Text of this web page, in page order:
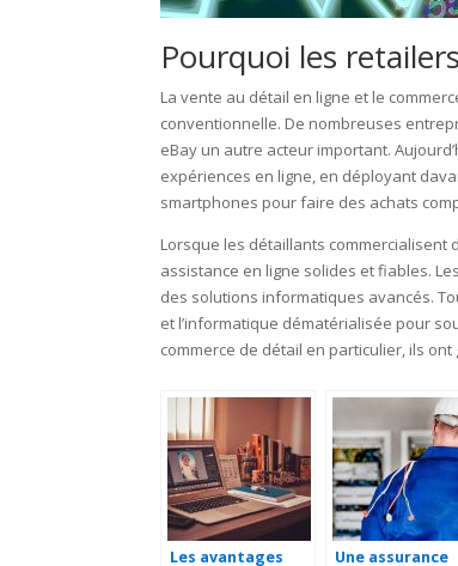
Pourquoi les
La vente au détail en ligne et le
conventionnelle. De nombreuses
eBay un autre acteur important.
expériences en ligne, en déployant
smartphones pour faire des achats
Lorsque les détaillants commercialisent
assistance en ligne solides et fiables.
des solutions informatiques avancés.
et l’informatique dématérialisée pour
commerce de détail en particulier, ils
Les avantages Une assurance